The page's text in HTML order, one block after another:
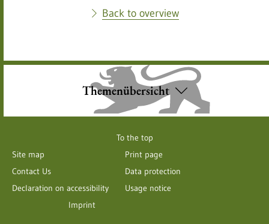
Back to overview
Themenübersicht
To the top
Site map
Print page
Contact Us
Data protection
Declaration on accessibility
Usage notice
Imprint